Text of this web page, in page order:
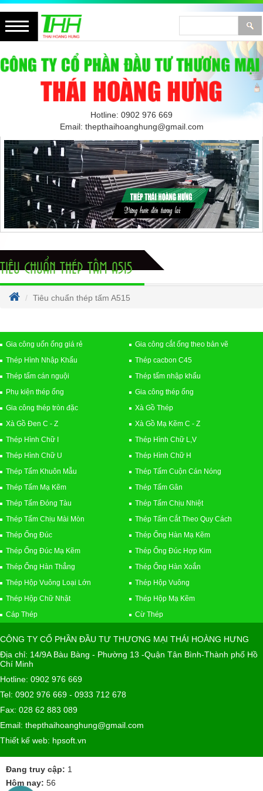
Hotline: 0902 976 669
Email: thepthaihoanghung@gmail.com
TIÊU CHUẨN THÉP TẤM A515
Tiêu chuẩn thép tấm A515
Gia công uốn ống giá rẻ
Gia công cắt ống theo bản vẽ
Thép Hình Nhập Khẩu
Thép cacbon C45
Thép tấm cán nguội
Thép tấm nhập khẩu
Phụ kiện thép ống
Gia công thép ống
Gia công thép tròn đặc
Xà Gồ Thép
Xà Gồ Đen C - Z
Xà Gồ Mạ Kẽm C - Z
Thép Hình Chữ I
Thép Hình Chữ L,V
Thép Hình Chữ U
Thép Hình Chữ H
Thép Tấm Khuôn Mẫu
Thép Tấm Cuộn Cán Nóng
Thép Tấm Mạ Kẽm
Thép Tấm Gân
Thép Tấm Đóng Tàu
Thép Tấm Chịu Nhiệt
Thép Tấm Chịu Mài Mòn
Thép Tấm Cắt Theo Quy Cách
Thép Ống Đúc
Thép Ống Hàn Mạ Kẽm
Thép Ống Đúc Mạ Kẽm
Thép Ống Đúc Hợp Kim
Thép Ống Hàn Thẳng
Thép Ống Hàn Xoắn
Thép Hộp Vuông Loại Lớn
Thép Hộp Vuông
Thép Hộp Chữ Nhật
Thép Hộp Mạ Kẽm
Cáp Thép
Cừ Thép
CÔNG TY CỔ PHẦN ĐẦU TƯ THƯƠNG MẠI THÁI HOÀNG HƯNG
Địa chỉ: 14/9A Bàu Bàng - Phường 13 -Quận Tân Bình-Thành phố Hồ
Chí Minh
Hotline: 0902 976 669
Tel: 0902 976 669 - 0933 712 678
Fax: 028 62 883 089
Email: thepthaihoanghung@gmail.com
Thiết kế web: hpsoft.vn
Đang truy cập: 1
Hôm nay: 56